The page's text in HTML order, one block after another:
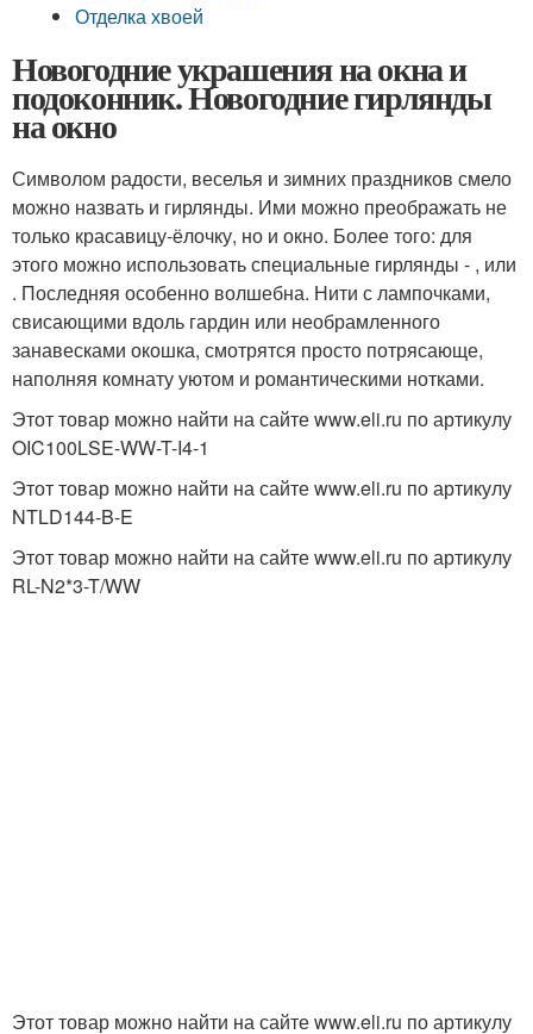
Отделка хвоей
Новогодние украшения на окна и
подоконник. Новогодние гирлянды
на окно
Символом радости, веселья и зимних праздников смело
можно назвать и гирлянды. Ими можно преображать не
только красавицу-ёлочку, но и окно. Более того: для
этого можно использовать специальные гирлянды - , или
. Последняя особенно волшебна. Нити с лампочками,
свисающими вдоль гардин или необрамленного
занавесками окошка, смотрятся просто потрясающе,
наполняя комнату уютом и романтическими нотками.
Этот товар можно найти на сайте www.eli.ru по артикулу
OIC100LSE-WW-T-I4-1
Этот товар можно найти на сайте www.eli.ru по артикулу
NTLD144-B-E
Этот товар можно найти на сайте www.eli.ru по артикулу
RL-N2*3-T/WW
Этот товар можно найти на сайте www.eli.ru по артикулу